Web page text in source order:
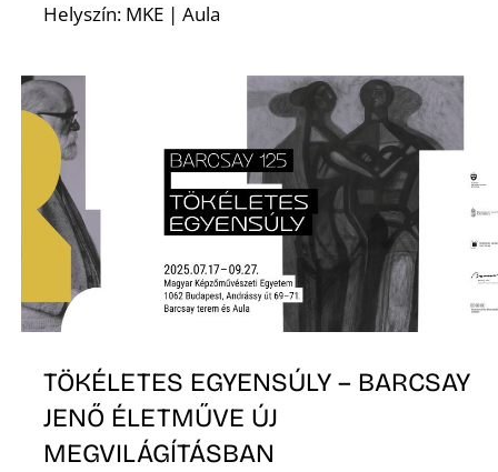
Helyszín: MKE | Aula
TÖKÉLETES EGYENSÚLY – BARCSAY
JENŐ ÉLETMŰVE ÚJ
MEGVILÁGÍTÁSBAN